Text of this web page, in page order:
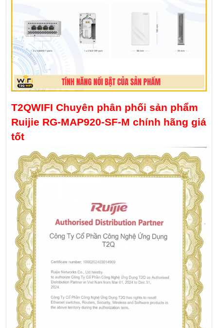
T2QWIFI Chuyên phân phối sản phẩm
Ruijie RG-MAP920-SF-M chính hãng giá
tốt